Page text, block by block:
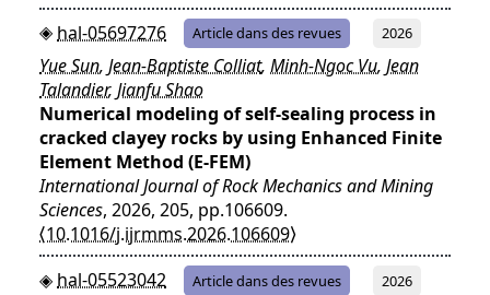
hal-05697276
Article dans des revues 2026
Yue Sun, Jean-Baptiste Colliat, Minh-Ngoc Vu, Jean
Talandier, Jianfu Shao
Numerical modeling of self-sealing process in
cracked clayey rocks by using Enhanced Finite
Element Method (E-FEM)
International Journal of Rock Mechanics and Mining
Sciences, 2026, 205, pp.106609.
⟨10.1016/j.ijrmms.2026.106609⟩
hal-05523042
Article dans des revues 2026